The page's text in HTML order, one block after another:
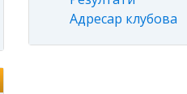
Адресар клубова